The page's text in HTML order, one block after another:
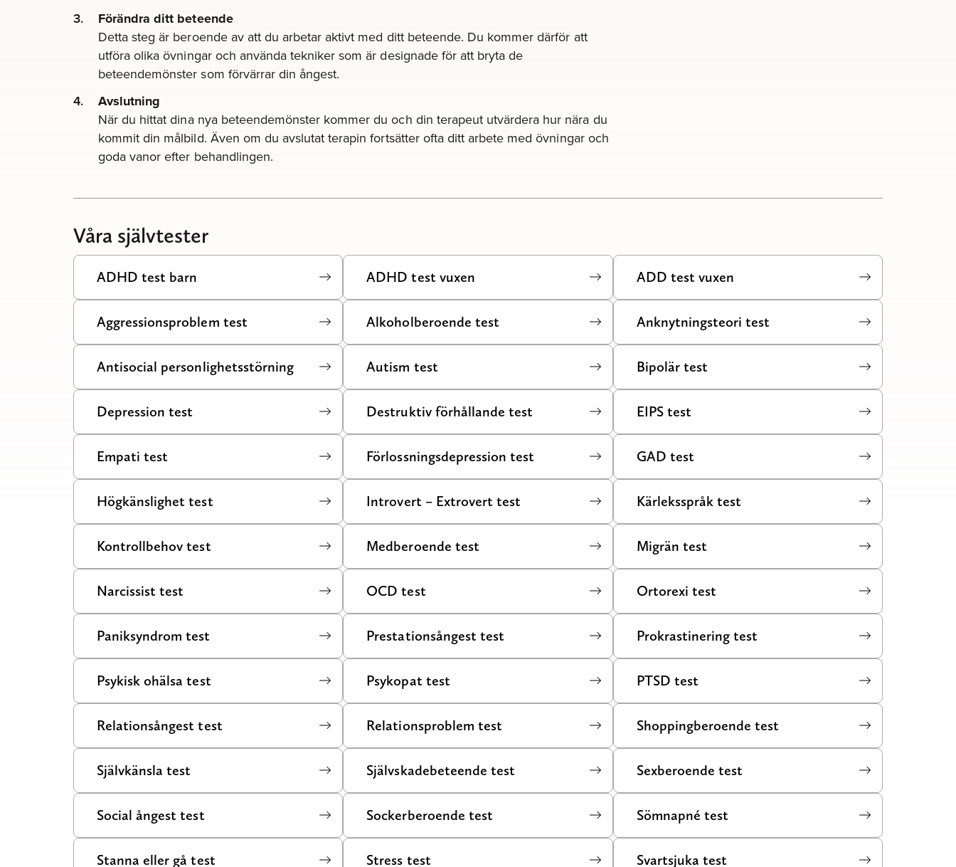
Förändra ditt beteende
Detta steg är beroende av att du arbetar aktivt med ditt beteende. Du kommer därför att
utföra olika övningar och använda tekniker som är designade för att bryta de
beteendemönster som förvärrar din ångest.
Avslutning
När du hittat dina nya beteendemönster kommer du och din terapeut utvärdera hur nära du
kommit din målbild. Även om du avslutat terapin fortsätter ofta ditt arbete med övningar och
goda vanor efter behandlingen.
Våra självtester
ADHD test barn ADHD test vuxen ADD test vuxen
Aggressionsproblem test Alkoholberoende test Anknytningsteori test
Antisocial personlighetsstörning Autism test Bipolär test
Depression test Destruktiv förhållande test EIPS test
Empati test Förlossningsdepression test GAD test
Högkänslighet test Introvert – Extrovert test Kärleksspråk test
Kontrollbehov test Medberoende test Migrän test
Narcissist test OCD test Ortorexi test
Paniksyndrom test Prestationsångest test Prokrastinering test
Psykisk ohälsa test Psykopat test PTSD test
Relationsångest test Relationsproblem test Shoppingberoende test
Självkänsla test Självskadebeteende test Sexberoende test
Social ångest test Sockerberoende test Sömnapné test
Stanna eller gå test Stress test Svartsjuka test